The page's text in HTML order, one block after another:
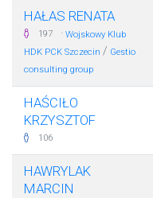
HAŁAS RENATA
197 · Wojskowy Klub
HDK PCK Szczecin / Gestio
consulting group
HAŚCIŁO
KRZYSZTOF
106
HAWRYLAK
MARCIN